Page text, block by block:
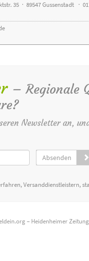
35 · 89547 Gussenstadt ·
– Regionale
Newsletter an,
Absenden
Versanddienstleistern,
– Heidenheimer